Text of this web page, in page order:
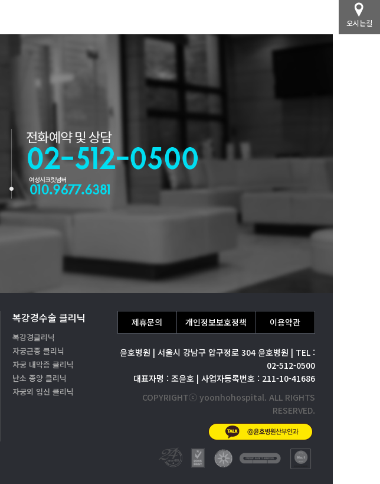
오시는길
복강경수술 클리닉
복강경클리닉
자궁근종 클리닉
자궁 내막증 클리닉
난소 종양 클리닉
자궁외 임신 클리닉
이용약관
개인정보보호정책
제휴문의
윤호병원 | 서울시 강남구 압구정로 304 윤호병원 | TEL :
02-512-0500
대표자명 : 조윤호 | 사업자등록번호 : 211-10-41686
COPYRIGHTⓒ yoonhohospital. ALL RIGHTS
RESERVED.